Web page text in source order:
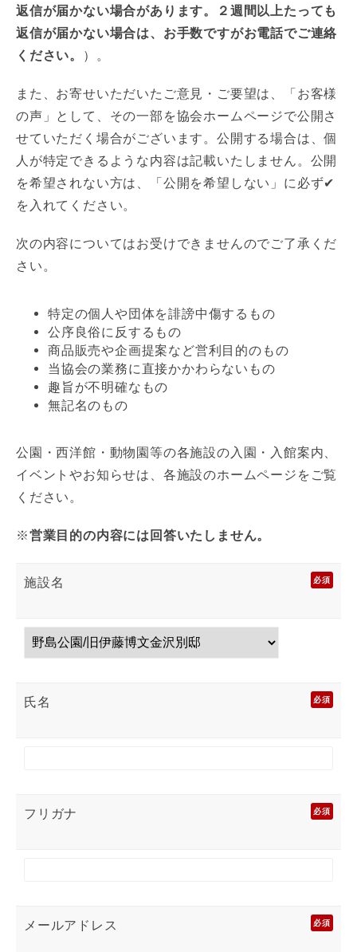
返信が届かない場合があります。２週間以上たっても
返信が届かない場合は、お手数ですがお電話でご連絡
ください。
）。
また、お寄せいただいたご意見・ご要望は、「お客様
の声」として、その一部を協会ホームページで公開さ
せていただく場合がございます。公開する場合は、個
人が特定できるような内容は記載いたしません。公開
を希望されない方は、「公開を希望しない」に必ず✔
を入れてください。
次の内容についてはお受けできませんのでご了承くだ
さい。
特定の個人や団体を誹謗中傷するもの
公序良俗に反するもの
商品販売や企画提案など営利目的のもの
当協会の業務に直接かかわらないもの
趣旨が不明確なもの
無記名のもの
公園・西洋館・動物園等の各施設の入園・入館案内、
イベントやお知らせは、各施設のホームページをご覧
ください。
※営業目的の内容には回答いたしません。
施設名 必須
氏名 必須
フリガナ 必須
メールアドレス 必須